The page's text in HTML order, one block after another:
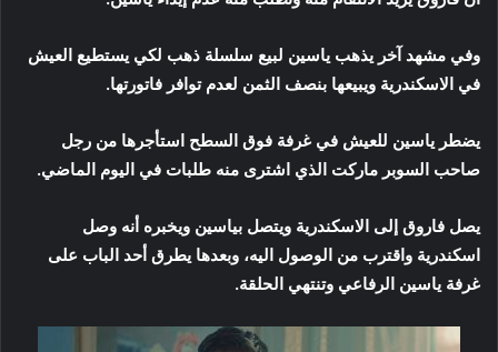
وفي مشهد آخر يذهب ياسين لبيع سلسلة ذهب لكي يستطيع العيش
في الاسكندرية ويبيعها بنصف الثمن لعدم توافر فاتورتها.
يضطر ياسين للعيش في غرفة فوق السطح استأجرها من رجل
صاحب السوبر ماركت الذي اشترى منه طلبات في اليوم الماضي.
يصل فاروق إلى الاسكندرية ويتصل بياسين ويخبره أنه وصل
اسكندرية واقترب من الوصول اليه، وبعدها يطرق أحد الباب على
غرفة ياسين الرفاعي وتنتهي الحلقة.